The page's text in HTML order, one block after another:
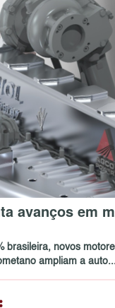
avanços em
brasileira, novos
ampliam a